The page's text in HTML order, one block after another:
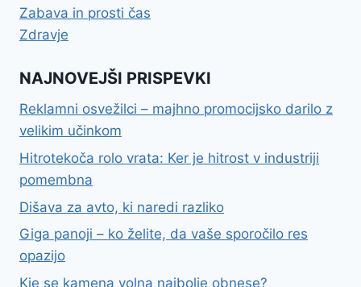
Zabava in prosti čas
Zdravje
NAJNOVEJŠI PRISPEVKI
Reklamni osvežilci – majhno promocijsko darilo z
velikim učinkom
Hitrotekoča rolo vrata: Ker je hitrost v industriji
pomembna
Dišava za avto, ki naredi razliko
Giga panoji – ko želite, da vaše sporočilo res
opazijo
Kje se kamena volna najbolje obnese?